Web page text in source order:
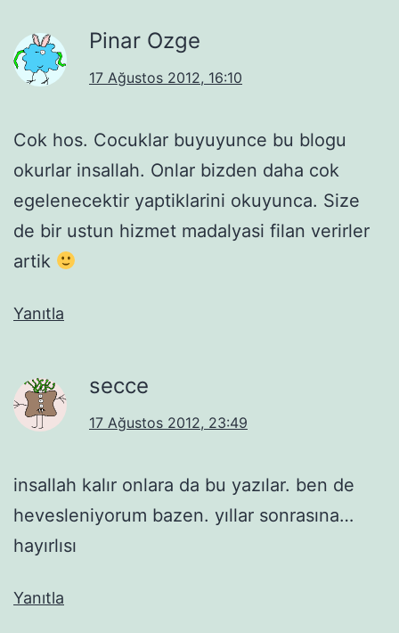
Pinar Ozge
17 Ağustos 2012, 16:10
Cok hos. Cocuklar buyuyunce bu blogu
okurlar insallah. Onlar bizden daha cok
egelenecektir yaptiklarini okuyunca. Size
de bir ustun hizmet madalyasi filan verirler
artik
Yanıtla
secce
17 Ağustos 2012, 23:49
insallah kalır onlara da bu yazılar. ben de
hevesleniyorum bazen. yıllar sonrasına…
hayırlısı
Yanıtla